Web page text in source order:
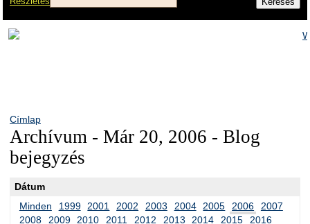
Címlap
Archívum - Már 20, 2006 - Blog
bejegyzés
Dátum
Minden
1999 2001 2002 2003 2004 2005 2006
2007
2008
2009 2010 2011 2012 2013 2014 2015
2016